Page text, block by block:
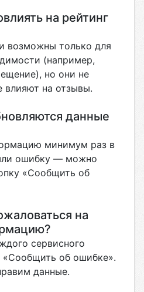
на рейтинг
возможны только для
(например,
но они не
влияют на отзывы.
данные
минимум раз в
ошибку — можно
«Сообщить об
на
сервисного
«Сообщить об ошибке».
данные.